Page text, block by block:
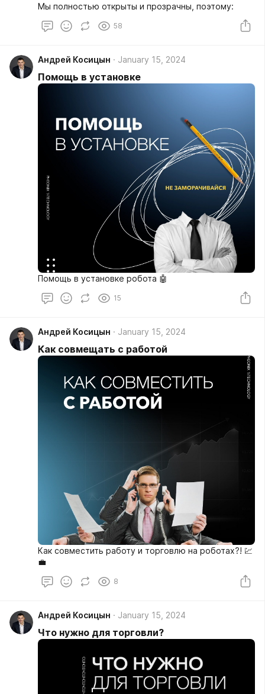
Мы полностью открыты и прозрачны, поэтому:
58
Андрей Косицын January 15, 2024
Помощь в установке
Помощь в установке робота 🤖
15
Андрей Косицын January 15, 2024
Как совмещать с работой
Как совместить работу и торговлю на роботах?! 💹
💼
8
Андрей Косицын January 15, 2024
Что нужно для торговли?